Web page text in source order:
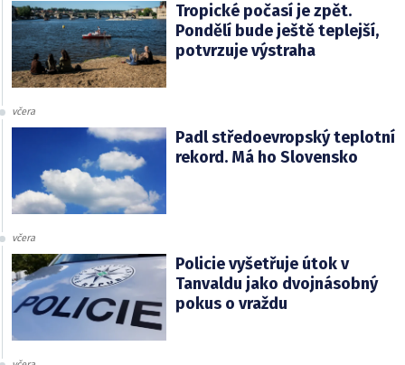
Tropické počasí je zpět.
Pondělí bude ještě teplejší,
potvrzuje výstraha
včera
Padl středoevropský teplotní
rekord. Má ho Slovensko
včera
Policie vyšetřuje útok v
Tanvaldu jako dvojnásobný
pokus o vraždu